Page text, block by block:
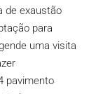
de exaustão
para
uma visita
pavimento